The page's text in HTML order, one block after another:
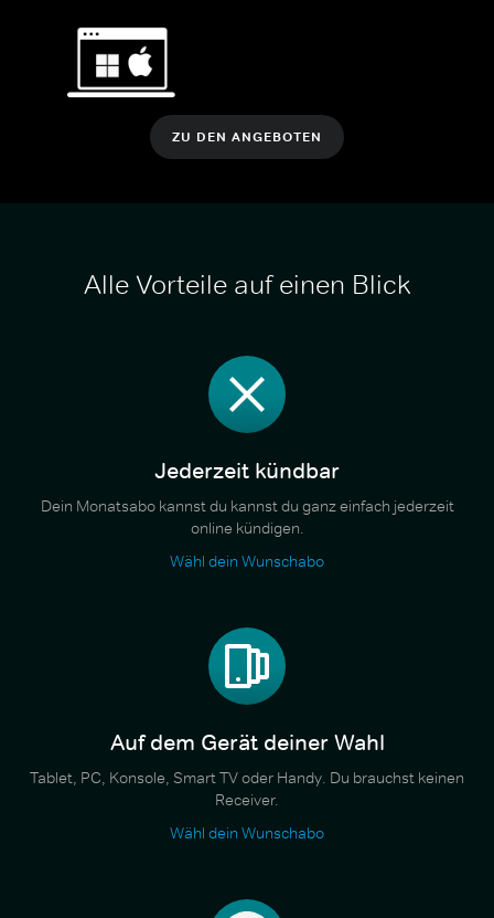
ZU DEN ANGEBOTEN
Alle Vorteile auf einen Blick
Jederzeit kündbar
Dein Monatsabo kannst du kannst du ganz einfach jederzeit
online kündigen.
Wähl dein Wunschabo
Auf dem Gerät deiner Wahl
Tablet, PC, Konsole, Smart TV oder Handy. Du brauchst keinen
Receiver.
Wähl dein Wunschabo